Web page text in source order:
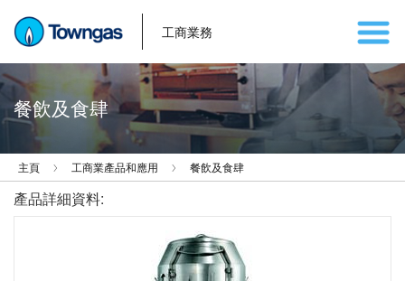
工商業務
餐飲及食肆
主頁 工商業產品和應用 餐飲及食肆
產品詳細資料: